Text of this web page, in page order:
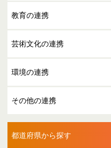
教育の連携
芸術文化の連携
環境の連携
その他の連携
都道府県から探す